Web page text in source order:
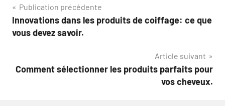
Navigation
de
Publication précédente
Innovations dans les produits de coiffage: ce que
vous devez savoir.
Article suivant
Comment sélectionner les produits parfaits pour
vos cheveux.